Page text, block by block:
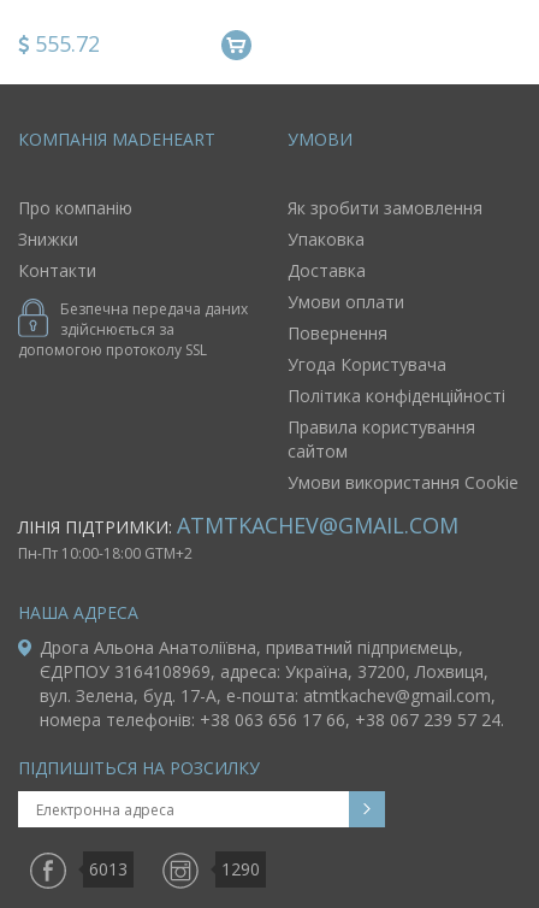
555.72
КОМПАНІЯ MADEHEART
Про компанію
Знижки
Контакти
Безпечна передача даних
здійснюється за
допомогою протоколу SSL
УМОВИ
Як зробити замовлення
Упаковка
Доставка
Умови оплати
Повернення
Угода Користувача
Політика конфіденційності
Правила користування
сайтом
Умови використання Cookie
ЛІНІЯ ПІДТРИМКИ: ATMTKACHEV@GMAIL.COM
Пн-Пт 10:00-18:00 GTM+2
НАША АДРЕСА
Дрога Альона Анатоліївна, приватний підприємець,
ЄДРПОУ 3164108969, адреса: Україна, 37200, Лохвиця,
вул. Зелена, буд. 17-A, e-пошта: atmtkachev@gmail.com,
номера телефонів: +38 063 656 17 66, +38 067 239 57 24.
ПІДПИШІТЬСЯ НА РОЗСИЛКУ
6013 1290